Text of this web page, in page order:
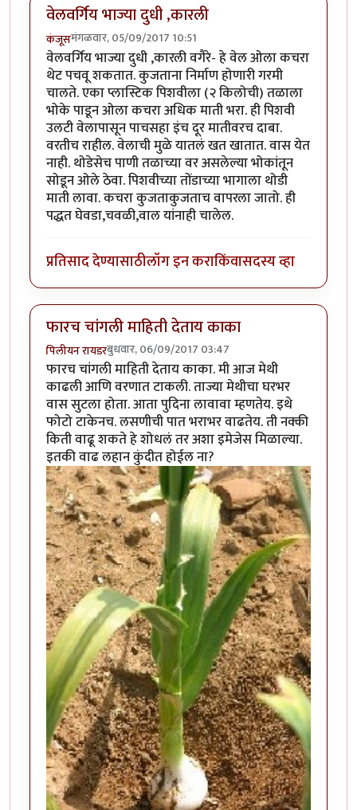
वेलवर्गिय भाज्या दुधी ,कारली
कंजूसमंगळवार, 05/09/2017 10:51
वेलवर्गिय भाज्या दुधी ,कारली वगैरे- हे वेल ओला कचरा
थेट पचवू शकतात. कुजताना निर्माण होणारी गरमी
चालते. एका प्लास्टिक पिशवीला (२ किलोची) तळाला
भोके पाडून ओला कचरा अधिक माती भरा. ही पिशवी
उलटी वेलापासून पाचसहा इंच दूर मातीवरच दाबा.
वरतीच राहील. वेलाची मुळे यातलं खत खातात. वास येत
नाही. थोडेसेच पाणी तळाच्या वर असलेल्या भोकांतून
सोडून ओले ठेवा. पिशवीच्या तोंडाच्या भागाला थोडी
माती लावा. कचरा कुजताकुजताच वापरला जातो. ही
पद्धत घेवडा,चवळी,वाल यांनाही चालेल.
प्रतिसाद देण्यासाठीलॉग इन कराकिंवासदस्य व्हा
फारच चांगली माहिती देताय काका
पिलीयन रायडरबुधवार, 06/09/2017 03:47
फारच चांगली माहिती देताय काका. मी आज मेथी
काढली आणि वरणात टाकली. ताज्या मेथीचा घरभर
वास सुटला होता. आता पुदिना लावावा म्हणतेय. इथे
फोटो टाकेनच. लसणीची पात भराभर वाढतेय. ती नक्की
किती वाढू शकते हे शोधलं तर अशा इमेजेस मिळाल्या.
इतकी वाढ लहान कुंदीत होईल ना?